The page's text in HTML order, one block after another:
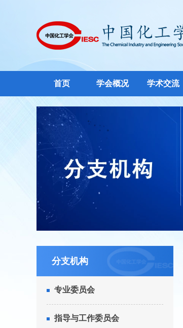
首页 学会概况 学术交流
分支机构
专业委员会
指导与工作委员会